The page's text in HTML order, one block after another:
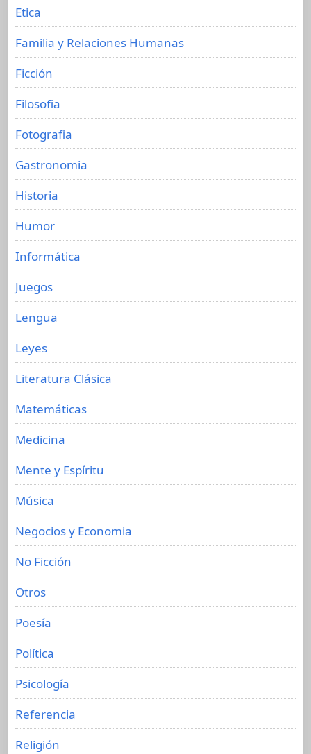
Etica
Familia y Relaciones Humanas
Ficción
Filosofia
Fotografia
Gastronomia
Historia
Humor
Informática
Juegos
Lengua
Leyes
Literatura Clásica
Matemáticas
Medicina
Mente y Espíritu
Música
Negocios y Economia
No Ficción
Otros
Poesía
Política
Psicología
Referencia
Religión